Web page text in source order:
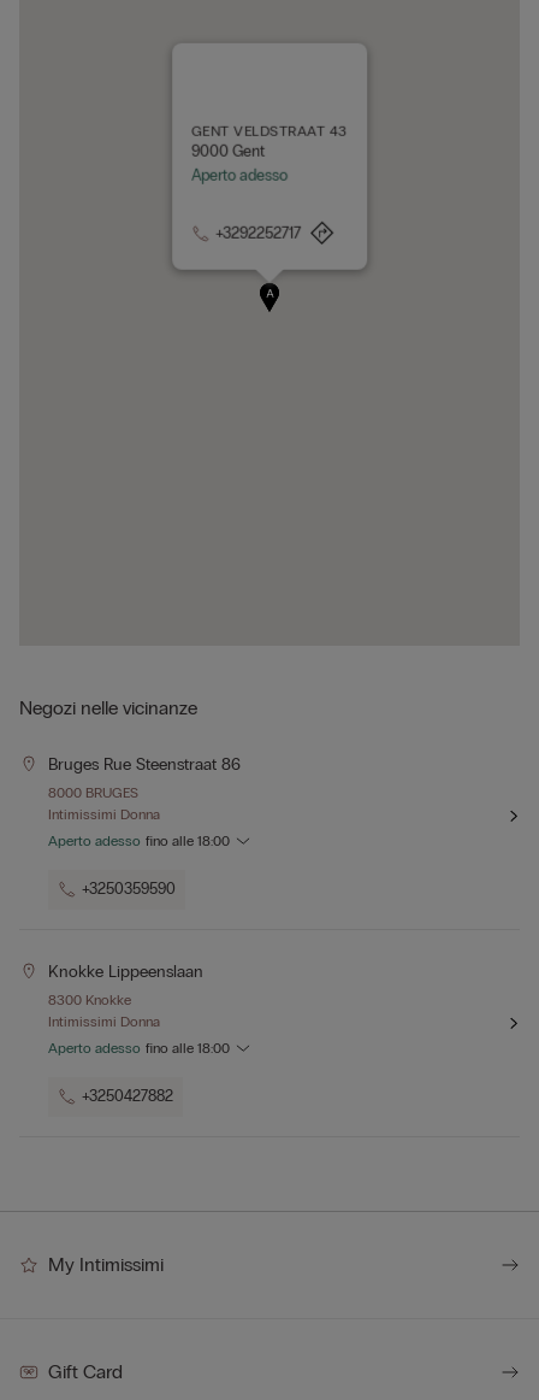
A
GENT VELDSTRAAT 43
9000 Gent
Aperto adesso
+3292252717
Negozi nelle vicinanze
Bruges Rue Steenstraat 86
8000 BRUGES
Intimissimi Donna
Aperto adesso fino alle 18:00
+3250359590
Knokke Lippeenslaan
8300 Knokke
Intimissimi Donna
Aperto adesso fino alle 18:00
+3250427882
My Intimissimi
Gift Card